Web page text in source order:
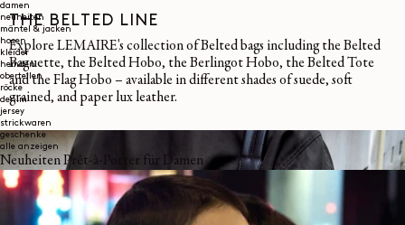
damen
neuheiten
mäntel & jacken
hosen
kleider
hemden
oberteilen
röcke
denim
jersey
strickwaren
geschenke
alle anzeigen
Neuheiten Prêt-à-Porter für Damen
THE BELTED LINE
Explore LEMAIRE's collection of Belted bags including the Belted
Baguette, the Belted Hobo, the Berlingot Hobo, the Belted Tote
and the Flag Hobo – available in different shades of suede, soft
grained, and paper lux leather.